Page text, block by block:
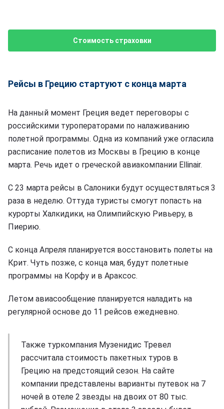
Стоимость страховки
Рейсы в Грецию стартуют с конца марта
На данный момент Греция ведет переговоры с
российскими туроператорами по налаживанию
полетной программы. Одна из компаний уже огласила
расписание полетов из Москвы в Грецию в конце
марта. Речь идет о греческой авиакомпании Ellinair.
С 23 марта рейсы в Салоники будут осуществляться 3
раза в неделю. Оттуда туристы смогут попасть на
курорты Халкидики, на Олимпийскую Ривьеру, в
Пиерию.
С конца Апреля планируется восстановить полеты на
Крит. Чуть позже, с конца мая, будут полетные
программы на Корфу и в Араксос.
Летом авиасообщение планируется наладить на
регулярной основе до 11 рейсов ежедневно.
Также туркомпания Музенидис Тревел
рассчитала стоимость пакетных туров в
Грецию на предстоящий сезон. На сайте
компании представлены варианты путевок на 7
ночей в отеле 2 звезды на двоих от 80 тыс.